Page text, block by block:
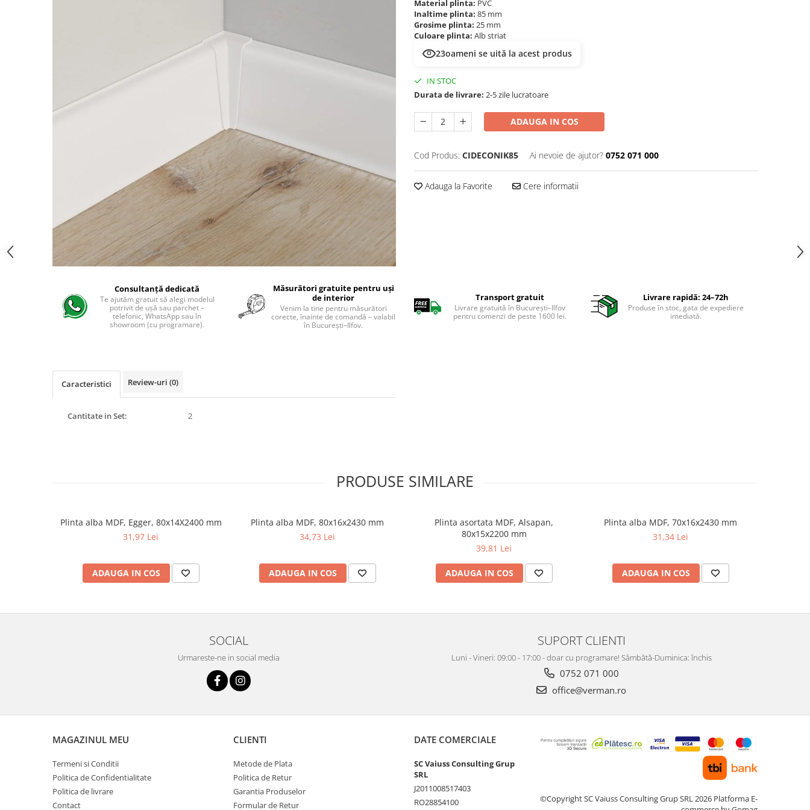
ADO Floor - SPC
Kronotex - Laminat
Advanced 8 mm
Amazone 10 mm
Evolution 12 mm
Herringbone 8 mm
Mammut 12 mm
Material plinta: PVC
Inaltime plinta: 85 mm
Grosime plinta: 25 mm
Culoare plinta: Alb striat
23oameni se uită la acest produs
IN STOC
Durata de livrare: 2-5 zile lucratoare
ADAUGA IN COS
Cod Produs: CIDECONIK85 Ai nevoie de ajutor? 0752 071 000
Adauga la Favorite Cere informatii
Consultanță dedicată
Te ajutăm gratuit să alegi modelul
potrivit de ușă sau parchet –
telefonic, WhatsApp sau în
showroom (cu programare).
Măsurători gratuite pentru uși
de interior
Venim la tine pentru măsurători
corecte, înainte de comandă – valabil
în București–Ilfov.
Transport gratuit
Livrare gratuită în București–Ilfov
pentru comenzi de peste 1600 lei.
Livrare rapidă: 24–72h
Produse în stoc, gata de expediere
imediată.
Caracteristici Review-uri (0)
Cantitate in Set: 2
PRODUSE SIMILARE
Plinta alba MDF, Egger, 80x14X2400 mm
31,97 Lei
ADAUGA IN COS
Plinta alba MDF, 80x16x2430 mm
34,73 Lei
ADAUGA IN COS
Plinta asortata MDF, Alsapan,
80x15x2200 mm
39,81 Lei
ADAUGA IN COS
Plinta alba MDF, 70x16x2430 mm
31,34 Lei
ADAUGA IN COS
SOCIAL
Urmareste-ne in social media
SUPORT CLIENTI
Luni - Vineri: 09:00 - 17:00 - doar cu programare! Sâmbătă-Duminica: închis
0752 071 000
office@verman.ro
MAGAZINUL MEU
Termeni si Conditii
Politica de Confidentialitate
Politica de livrare
Contact
CLIENTI
Metode de Plata
Politica de Retur
Garantia Produselor
Formular de Retur
DATE COMERCIALE
SC Vaiuss Consulting Grup
SRL
J2011008517403
RO28854100
©Copyright SC Vaiuss Consulting Grup SRL 2026 Platforma E-